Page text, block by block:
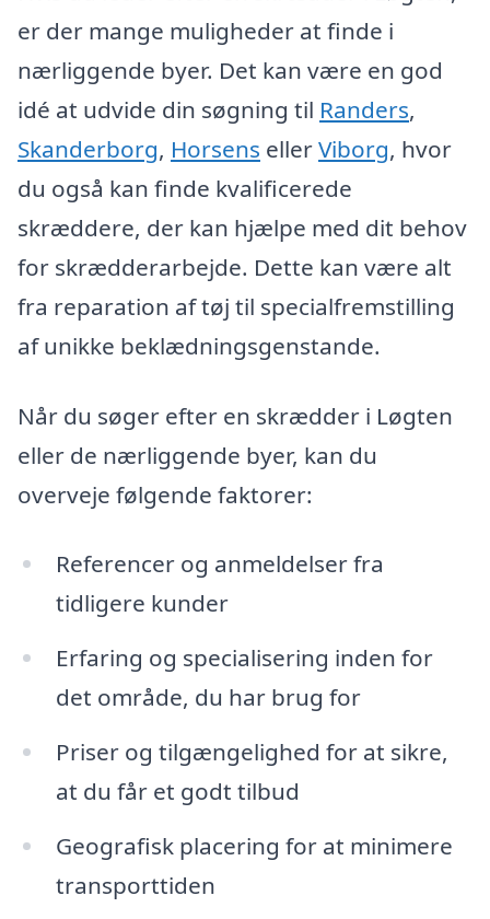
er der mange muligheder at finde i
nærliggende byer. Det kan være en god
idé at udvide din søgning til Randers,
Skanderborg, Horsens ellerViborg, hvor
du også kan finde kvalificerede
skræddere, der kan hjælpe med dit behov
for skrædderarbejde. Dette kan være alt
fra reparation af tøj til specialfremstilling
af unikke beklædningsgenstande.
Når du søger efter en skrædder i Løgten
eller de nærliggende byer, kan du
overveje følgende faktorer:
Referencer og anmeldelser fra
tidligere kunder
Erfaring og specialisering inden for
det område, du har brug for
Priser og tilgængelighed for at sikre,
at du får et godt tilbud
Geografisk placering for at minimere
transporttiden